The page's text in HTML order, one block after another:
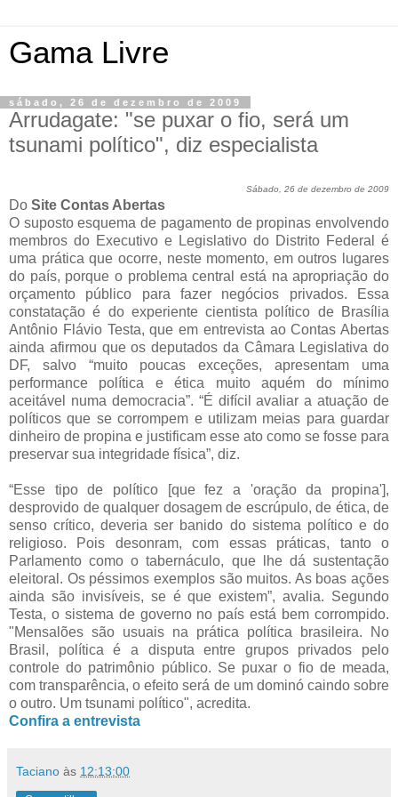
Gama Livre
sábado, 26 de dezembro de 2009
Arrudagate: "se puxar o fio, será um
tsunami político", diz especialista
Sábado, 26 de dezembro de 2009
Do Site Contas Abertas
O suposto esquema de pagamento de propinas envolvendo
membros do Executivo e Legislativo do Distrito Federal é
uma prática que ocorre, neste momento, em outros lugares
do país, porque o problema central está na apropriação do
orçamento público para fazer negócios privados. Essa
constatação é do experiente cientista político de Brasília
Antônio Flávio Testa, que em entrevista ao Contas Abertas
ainda afirmou que os deputados da Câmara Legislativa do
DF, salvo “muito poucas exceções, apresentam uma
performance política e ética muito aquém do mínimo
aceitável numa democracia”. “É difícil avaliar a atuação de
políticos que se corrompem e utilizam meias para guardar
dinheiro de propina e justificam esse ato como se fosse para
preservar sua integridade física”, diz.
“Esse tipo de político [que fez a 'oração da propina'],
desprovido de qualquer dosagem de escrúpulo, de ética, de
senso crítico, deveria ser banido do sistema político e do
religioso. Pois desonram, com essas práticas, tanto o
Parlamento como o tabernáculo, que lhe dá sustentação
eleitoral. Os péssimos exemplos são muitos. As boas ações
ainda são invisíveis, se é que existem”, avalia. Segundo
Testa, o sistema de governo no país está bem corrompido.
"Mensalões são usuais na prática política brasileira. No
Brasil, política é a disputa entre grupos privados pelo
controle do patrimônio público. Se puxar o fio de meada,
com transparência, o efeito será de um dominó caindo sobre
o outro. Um tsunami político", acredita.
Confira a entrevista
Taciano às 12:13:00